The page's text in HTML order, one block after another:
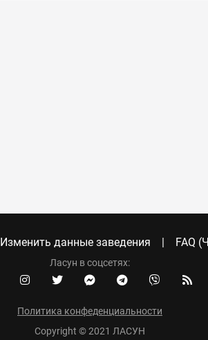
Изменить данные заведения FAQ
Ласун в соцсетях:
Политика конфеденциальности
Copyright © 2021 ЛАСУН